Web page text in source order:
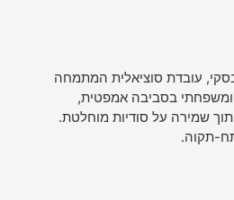
עובדת סוציאלית המתמחה
ומשפחתי בסביבה אמפטית,
שמירה על סודיות מוחלטת.
תקוה.